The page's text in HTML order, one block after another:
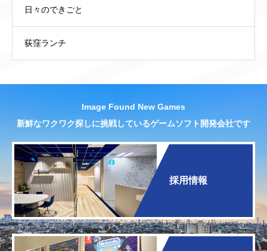
日々のできごと
荻窪ランチ
Image Found New Games
新鮮なワクワク探しに挑戦しているゲームソフト開発会社です
採用情報